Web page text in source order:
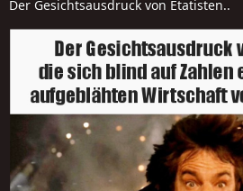
Der Gesichtsausdruck von Etatisten..